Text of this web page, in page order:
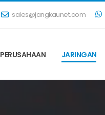
sales@jangkaunet.com
PERUSAHAAN JARINGAN